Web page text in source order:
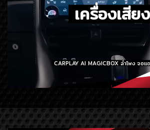
เครื่องเสี
CARPLAY AI MAGICBOX ลำโพง จอ